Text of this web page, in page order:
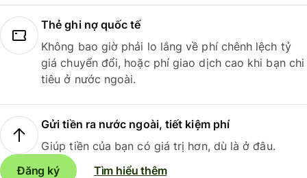
Thẻ ghi nợ quốc tế
Không bao giờ phải lo lắng về phí chênh lệch tỷ
giá chuyển đổi, hoặc phí giao dịch cao khi bạn chi
tiêu ở nước ngoài.
Gửi tiền ra nước ngoài, tiết kiệm phí
Giúp tiền của bạn có giá trị hơn, dù là ở đâu.
Đăng ký
Tìm hiểu thêm